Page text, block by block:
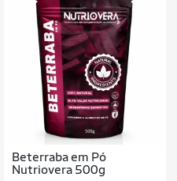
Beterraba em Pó
Nutriovera 500g